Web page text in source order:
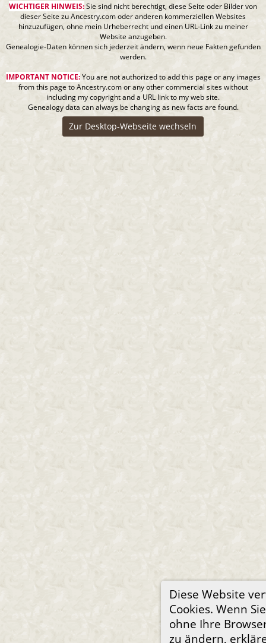
Diese Website
Cookies. Wenn
ohne Ihre
zu ändern,
WICHTIGER HINWEIS:Sie sind nicht berechtigt, diese Seite oder Bilder von
dieser Seite zu Ancestry.com oder anderen kommerziellen Websites
hinzuzufügen, ohne mein Urheberrecht und einen URL-Link zu meiner
Website anzugeben.
Genealogie-Daten können sich jederzeit ändern, wenn neue Fakten gefunden
werden.
IMPORTANT NOTICE:You are not authorized to add this page or any images
from this page to Ancestry.com or any other commercial sites without
including my copyright and a URL link to my web site.
Genealogy data can always be changing as new facts are found.
Zur Desktop-Webseite wechseln